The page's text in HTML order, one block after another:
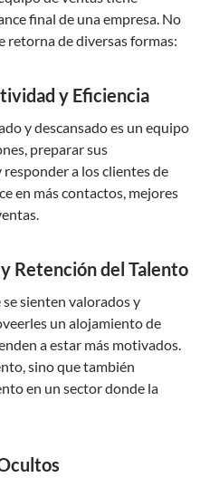
final de una empresa. No
retorna de diversas formas:
y Eficiencia
y descansado es un equipo
preparar sus
a los clientes de
en más contactos, mejores
Retención del Talento
sienten valorados y
un alojamiento de
a estar más motivados.
sino que también
en un sector donde la